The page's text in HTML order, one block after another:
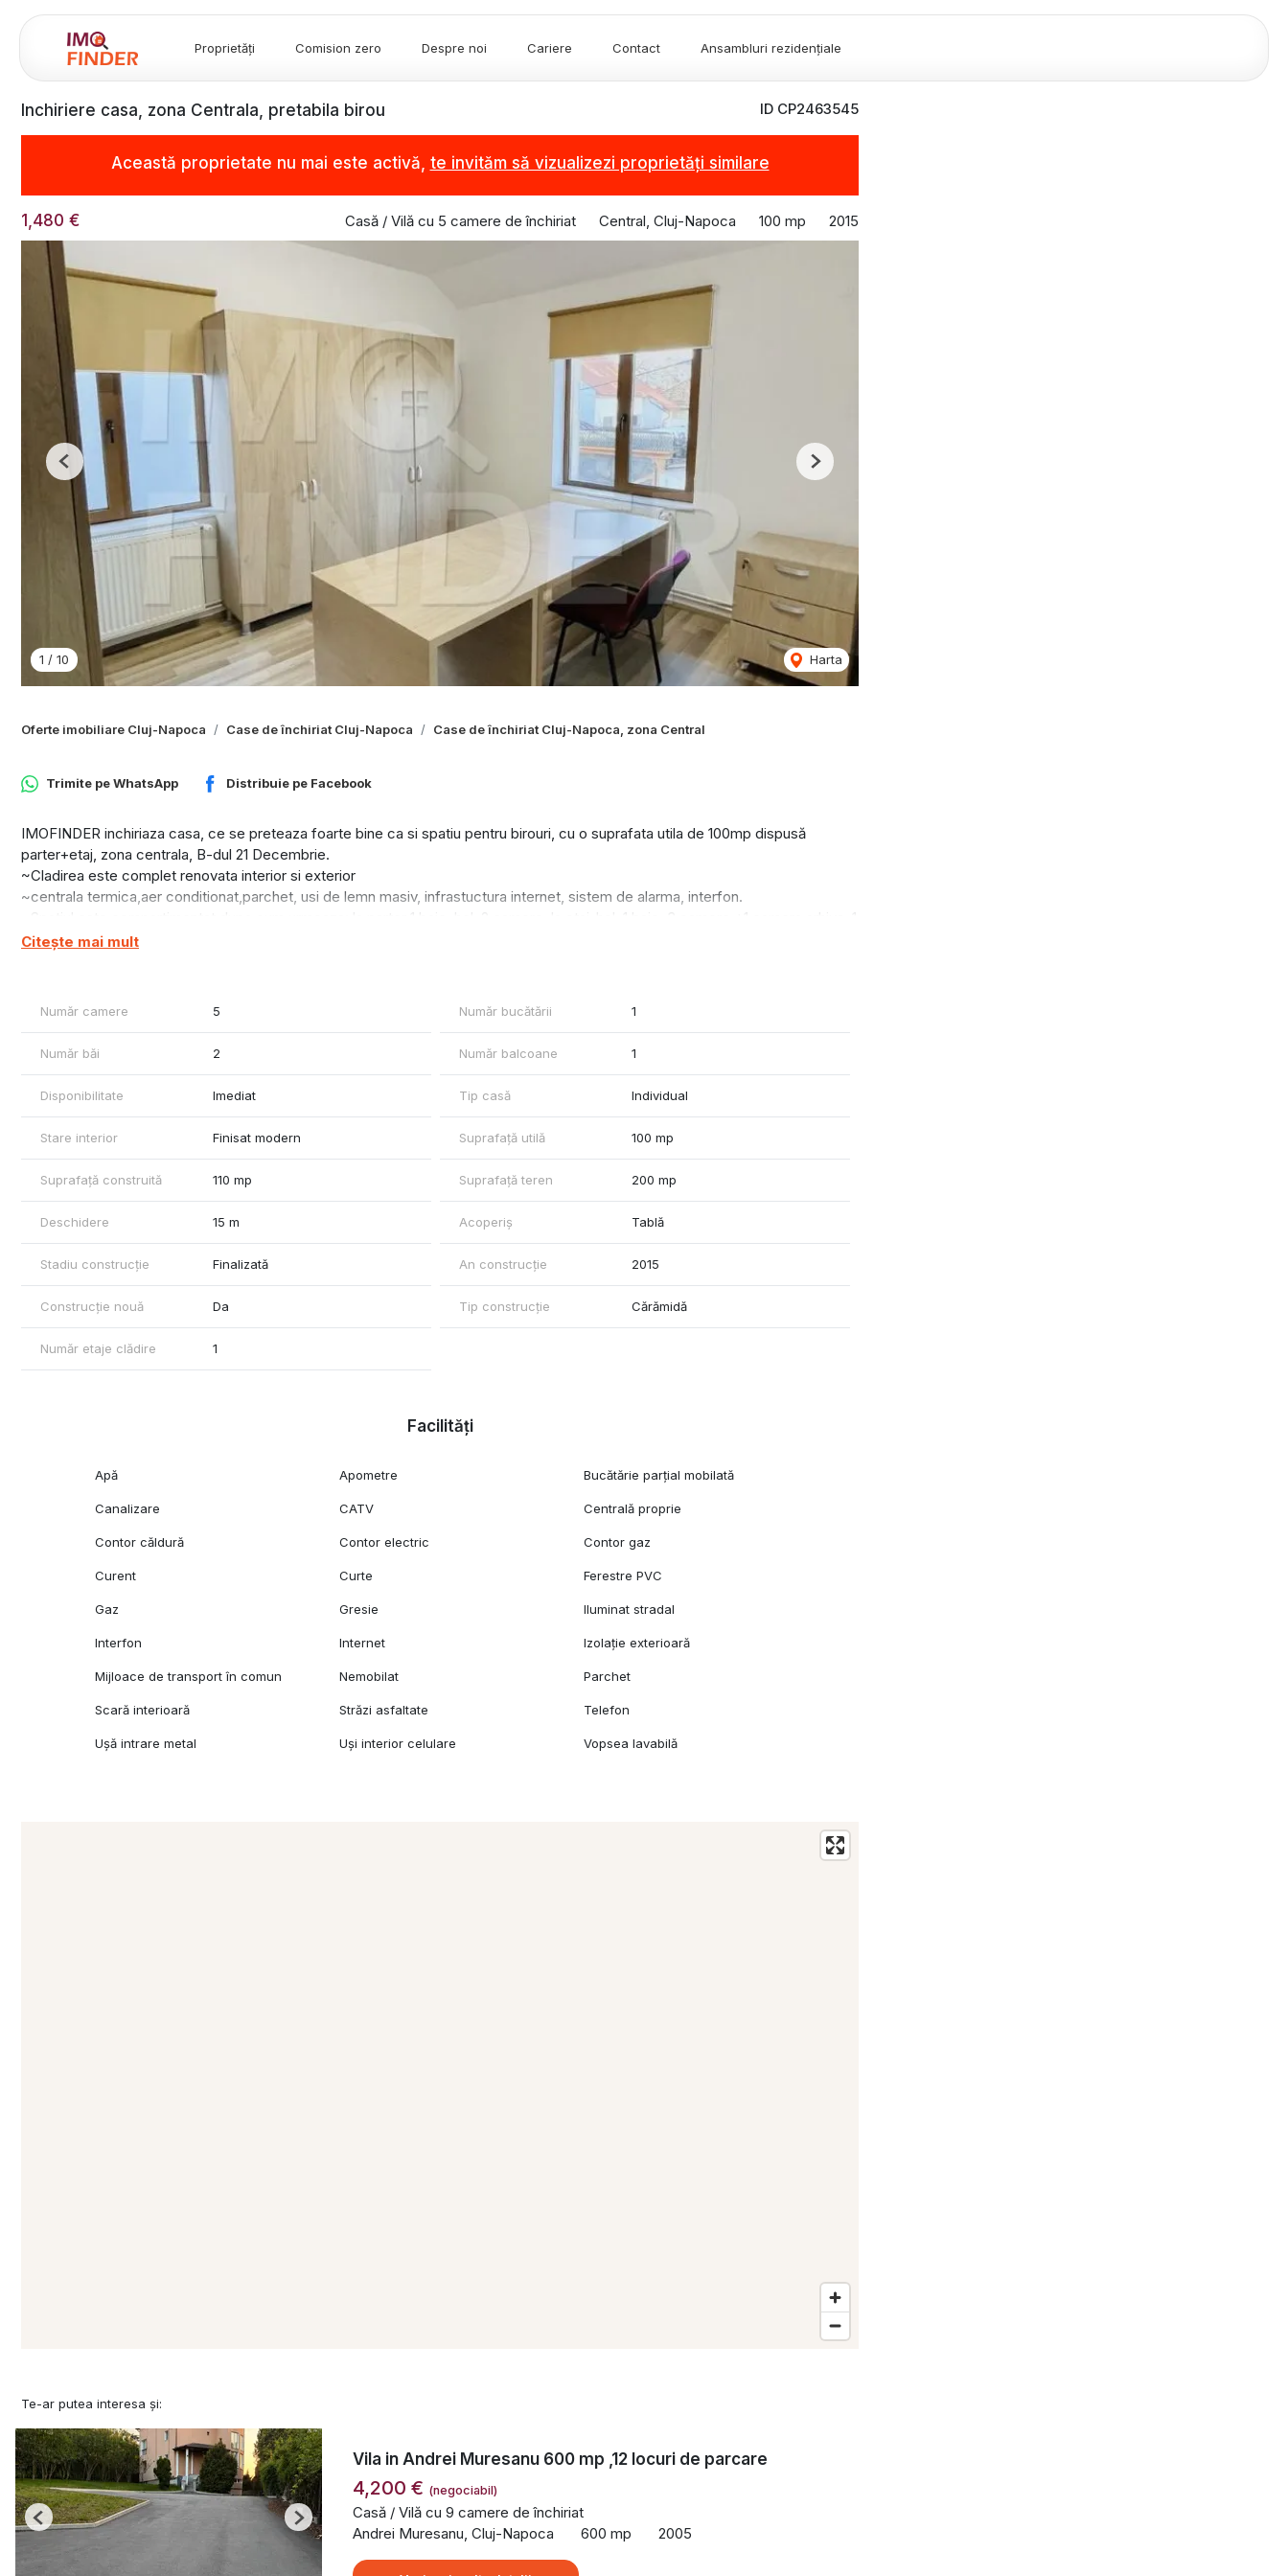
Proprietăți Comision zero Despre noi Cariere Contact Ansambluri rezidențiale
ID CP2463545
Inchiriere casa, zona Centrala, pretabila birou
Această proprietate nu mai este activă, te invităm să vizualizezi proprietăți similare
1,480 € Casă / Vilă cu 5 camere de închiriat Central, Cluj-Napoca 100 mp 2015
1 / 10 Harta
Previous Next
Oferte imobiliare Cluj-Napoca Case de închiriat Cluj-Napoca Case de închiriat Cluj-Napoca, zona Central
Trimite peWhatsApp Distribuie pe Facebook
IMOFINDER inchiriaza casa, ce se preteaza foarte bine ca si spatiu pentru birouri, cu o suprafata utila de 100mp dispusă
parter+etaj, zona centrala, B-dul 21 Decembrie.
~Cladirea este complet renovata interior si exterior
~centrala termica,aer conditionat,parchet, usi de lemn masiv, infrastuctura internet, sistem de alarma, interfon.
balcon.
Citește mai mult
Număr camere 5 Număr bucătării 1
Număr băi 2 Număr balcoane 1
Disponibilitate Imediat Tip casă Individual
Stare interior Finisat modern Suprafață utilă 100 mp
Suprafață construită 110 mp Suprafață teren 200 mp
Deschidere 15 m Acoperiș Tablă
Stadiu construcție Finalizată An construcție 2015
Construcție nouă Da Tip construcție Cărămidă
Număr etaje clădire 1
Facilități
Apă Apometre Bucătărie parțial mobilată
Canalizare CATV Centrală proprie
Contor căldură Contor electric Contor gaz
Curent Curte Ferestre PVC
Gaz Gresie Iluminat stradal
Interfon Internet Izolație exterioară
Mijloace de transport în comun Nemobilat Parchet
Scară interioară Străzi asfaltate Telefon
Ușă intrare metal Uși interior celulare Vopsea lavabilă
Te-ar putea interesa și:
Previous Next
Vila in Andrei Muresanu 600 mp ,12 locuri de parcare
4,200 € (negociabil)
Casă / Vilă cu 9 camere de închiriat
Andrei Muresanu, Cluj-Napoca
600 mp 2005